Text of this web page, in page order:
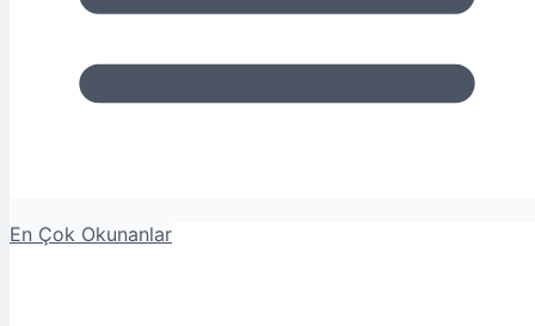
En Çok Okunanlar